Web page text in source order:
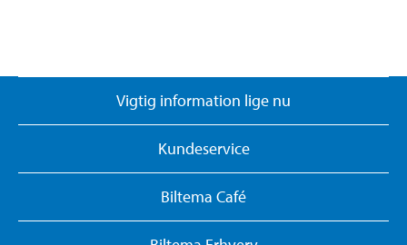
Vigtig information lige nu
Kundeservice
Biltema Café